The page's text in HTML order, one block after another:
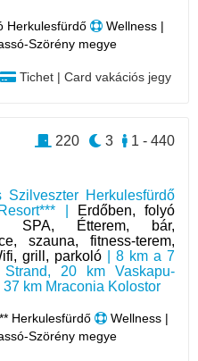
Herkulesfürdő
Wellness |
Szörény megye
Tichet | Card vakációs jegy
Szilveszter Herkulesfürdő
|
Erdőben, folyó
SPA, Étterem, bár,
szauna, fitness-terem,
grill, parkoló | 8 km a 7
Strand, 20 km Vaskapu-
37 km Mraconia Kolostor
Herkulesfürdő
Wellness |
Szörény megye
1 - 440
3
220